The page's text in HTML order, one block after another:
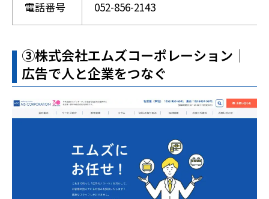
電話番号 052-856-2143
➂株式会社エムズコーポレーション｜
広告で人と企業をつなぐ